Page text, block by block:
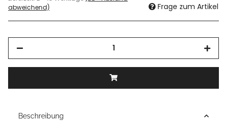
abweichend)
Frage zum Artikel
Beschreibung